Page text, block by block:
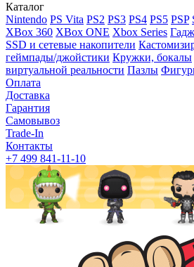
Каталог
Nintendo PS Vita PS2 PS3 PS4 PS5 PSP
XBox 360 XBox ONE Xbox Series
SSD и сетевые накопители
геймпады/джойстики Кружки, бокалы
виртуальной реальности Пазлы
Оплата
Доставка
Гарантия
Самовывоз
Trade-In
Контакты
+7 499 841-11-10